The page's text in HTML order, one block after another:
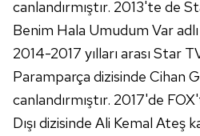
Metnimizi ziyaret edebilirsiniz.
6698 sayılı Kişisel Verilerin
hazırlanmış Aydınlatma
ilgili mevzuata uygun olarak
almak için lütfen
canlandırmıştır. 2013'te de
Benim Hala Umudum Var
2014-2017 yılları arası Star
Paramparça dizisinde Cihan
canlandırmıştır. 2017'de
Dışı dizisinde Ali Kemal Ateş